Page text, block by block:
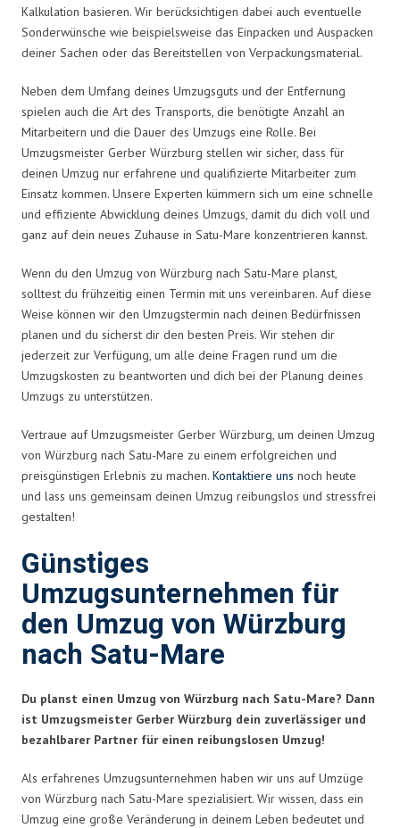
Kalkulation basieren. Wir berücksichtigen dabei auch eventuelle
Sonderwünsche wie beispielsweise das Einpacken und Auspacken
deiner Sachen oder das Bereitstellen von Verpackungsmaterial.
Neben dem Umfang deines Umzugsguts und der Entfernung
spielen auch die Art des Transports, die benötigte Anzahl an
Mitarbeitern und die Dauer des Umzugs eine Rolle. Bei
Umzugsmeister Gerber Würzburg stellen wir sicher, dass für
deinen Umzug nur erfahrene und qualifizierte Mitarbeiter zum
Einsatz kommen. Unsere Experten kümmern sich um eine schnelle
und effiziente Abwicklung deines Umzugs, damit du dich voll und
ganz auf dein neues Zuhause in Satu-Mare konzentrieren kannst.
Wenn du den Umzug von Würzburg nach Satu-Mare planst,
solltest du frühzeitig einen Termin mit uns vereinbaren. Auf diese
Weise können wir den Umzugstermin nach deinen Bedürfnissen
planen und du sicherst dir den besten Preis. Wir stehen dir
jederzeit zur Verfügung, um alle deine Fragen rund um die
Umzugskosten zu beantworten und dich bei der Planung deines
Umzugs zu unterstützen.
Vertraue auf Umzugsmeister Gerber Würzburg, um deinen Umzug
von Würzburg nach Satu-Mare zu einem erfolgreichen und
preisgünstigen Erlebnis zu machen. Kontaktiere uns noch heute
und lass uns gemeinsam deinen Umzug reibungslos und stressfrei
gestalten!
Günstiges
Umzugsunternehmen für
den Umzug von Würzburg
nach Satu-Mare
Du planst einen Umzug von Würzburg nach Satu-Mare? Dann
ist Umzugsmeister Gerber Würzburg dein zuverlässiger und
bezahlbarer Partner für einen reibungslosen Umzug!
Als erfahrenes Umzugsunternehmen haben wir uns auf Umzüge
von Würzburg nach Satu-Mare spezialisiert. Wir wissen, dass ein
Umzug eine große Veränderung in deinem Leben bedeutet und